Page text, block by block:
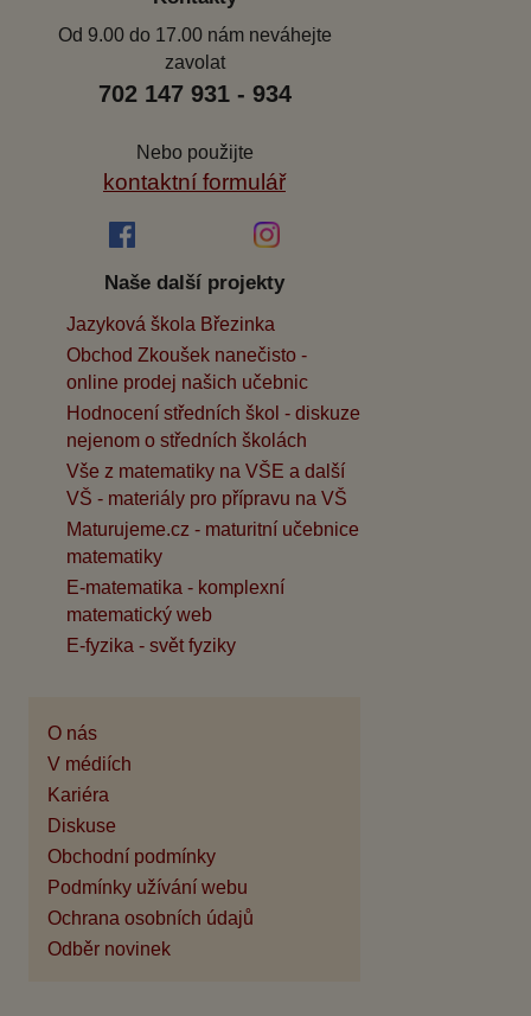
Od 9.00 do 17.00 nám neváhejte
zavolat
702 147 931 - 934
Nebo použijte
kontaktní formulář
Naše další projekty
Jazyková škola Březinka
Obchod Zkoušek nanečisto -
online prodej našich učebnic
Hodnocení středních škol - diskuze
nejenom o středních školách
Vše z matematiky na VŠE a další
VŠ - materiály pro přípravu na VŠ
Maturujeme.cz - maturitní učebnice
matematiky
E-matematika - komplexní
matematický web
E-fyzika - svět fyziky
O nás
V médiích
Kariéra
Diskuse
Obchodní podmínky
Podmínky užívání webu
Ochrana osobních údajů
Odběr novinek